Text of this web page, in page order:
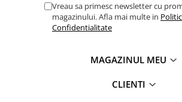
Accesorii masini de slefuit cutite
Accesorii, mese si prelungiri metal
Benzi textile de șlefuit pentru
Vreau sa primesc newsletter cu
magazinului. Afla mai multe in
Confidentialitate
MAGAZINUL MEU
CLIENTI